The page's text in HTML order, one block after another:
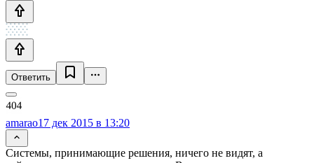
Ответить
amarao17 дек 2015 в 13:20
Системы, принимающие решения, ничего не видят, а